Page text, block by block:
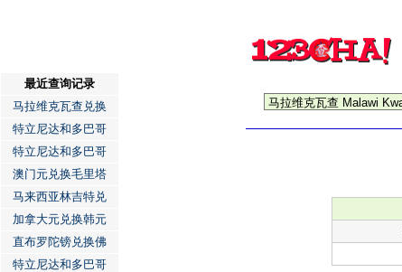
最近查询记录
马拉维克瓦查兑换
特立尼达和多巴哥
特立尼达和多巴哥
澳门元兑换毛里塔
马来西亚林吉特兑
加拿大元兑换韩元
直布罗陀镑兑换佛
特立尼达和多巴哥